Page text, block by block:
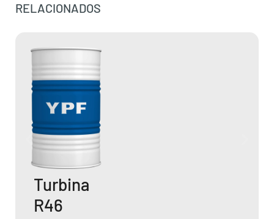
RELACIONADOS
Turbina
R46